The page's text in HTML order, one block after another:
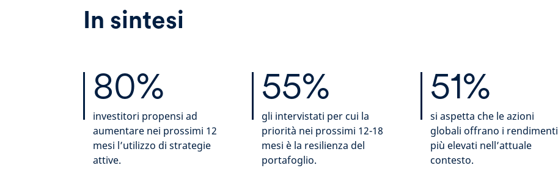
In sintesi
80%
investitori propensi ad
aumentare nei prossimi 12
mesi l’utilizzo di strategie
attive.
55%
gli intervistati per cui la
priorità nei prossimi 12-18
mesi è la resilienza del
portafoglio.
51%
si aspetta che le azioni
globali offrano i rendimenti
più elevati nell’attuale
contesto.